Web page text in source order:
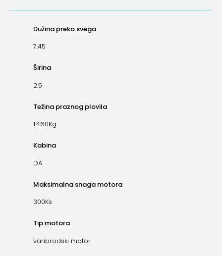
Dužina preko svega
7.45
Širina
2.5
Težina praznog plovila
1.460Kg
Kabina
DA
Maksimalna snaga motora
300Ks
Tip motora
vanbrodski motor